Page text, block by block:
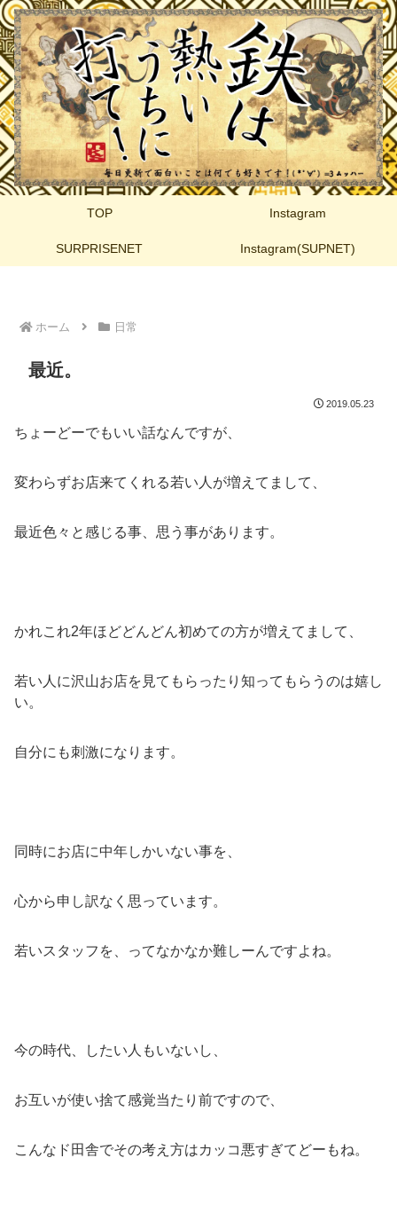
TOP Instagram
SURPRISENET Instagram(SUPNET)
ホーム 日常
最近。
2019.05.23
ちょーどーでもいい話なんですが、
変わらずお店来てくれる若い人が増えてまして、
最近色々と感じる事、思う事があります。
かれこれ2年ほどどんどん初めての方が増えてまして、
若い人に沢山お店を見てもらったり知ってもらうのは嬉し
い。
自分にも刺激になります。
同時にお店に中年しかいない事を、
心から申し訳なく思っています。
若いスタッフを、ってなかなか難しーんですよね。
今の時代、したい人もいないし、
お互いが使い捨て感覚当たり前ですので、
こんなド田舎でその考え方はカッコ悪すぎてどーもね。